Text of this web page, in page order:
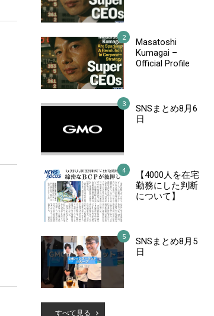
Masatoshi
Kumagai –
Official Profile
SNSまとめ8月6
日
【4000人を在宅
勤務にした判断
について】
SNSまとめ8月5
日
すべて見る